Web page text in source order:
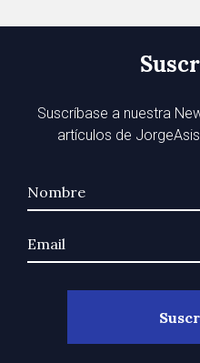
Suscríbase a nuestra
artículos de